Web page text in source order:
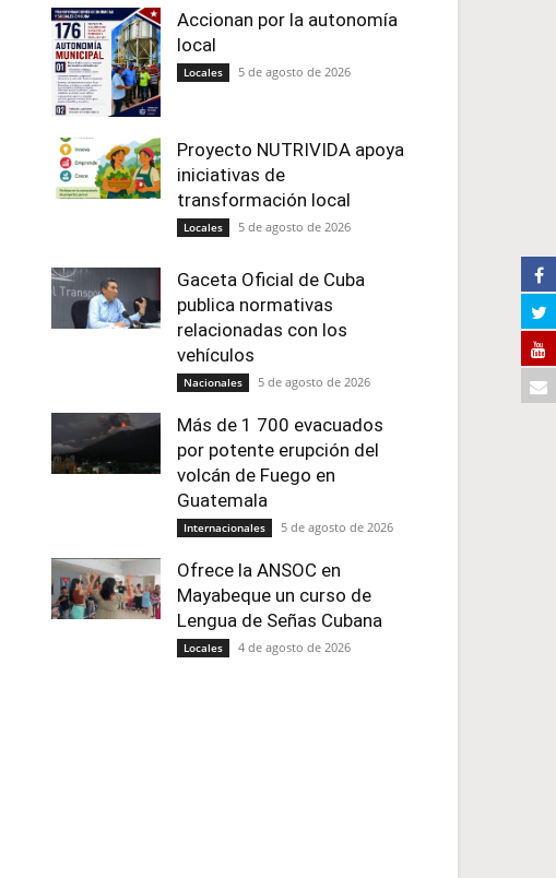
Accionan por la autonomía
local
Locales 5 de agosto de 2026
Proyecto NUTRIVIDA apoya
iniciativas de
transformación local
Locales 5 de agosto de 2026
Gaceta Oficial de Cuba
publica normativas
relacionadas con los
vehículos
Nacionales 5 de agosto de 2026
Más de 1 700 evacuados
por potente erupción del
volcán de Fuego en
Guatemala
Internacionales 5 de agosto de 2026
Ofrece la ANSOC en
Mayabeque un curso de
Lengua de Señas Cubana
Locales 4 de agosto de 2026